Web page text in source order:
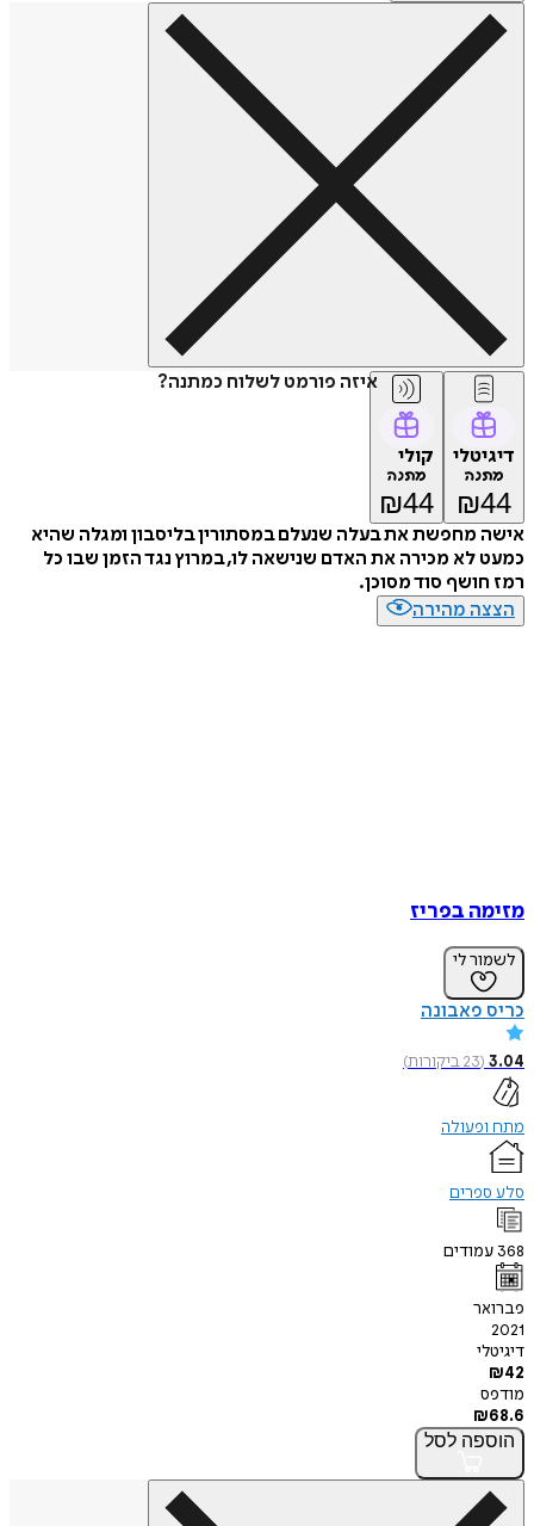
איזה פורמט לשלוח כמתנה?
דיגיטלי
מתנה
₪44
קולי
מתנה
₪44
אישה מחפשת את בעלה שנעלם במסתורין בליסבון ומגלה שהיא
כמעט לא מכירה את האדם שנישאה לו, במרוץ נגד הזמן שבו כל
רמז חושף סוד מסוכן.
הצצה מהירה
מזימה בפריז
לשמור לי
כריס פאבונה
3.04
(
23ביקורות)
מתח ופעולה
סלע ספרים
368 עמודים
פברואר
2021
דיגיטלי
₪42
מודפס
₪68.6
הוספה לסל